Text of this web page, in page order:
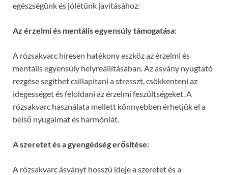
egészségünk és jólétünk javításához:
Az érzelmi és mentális egyensúly támogatása:
A rózsakvarc híresen hatékony eszköz az érzelmi és
mentális egyensúly helyreállításában. Az ásvány nyugtató
rezgése segíthet csillapítani a stresszt, csökkenteni az
idegességet és feloldani az érzelmi feszültségeket. A
rózsakvarc használata mellett könnyebben érhetjük el a
belső nyugalmat és harmóniát.
A szeretet és a gyengédség erősítése:
A rózsakvarc ásványt hosszú ideje a szeretet és a